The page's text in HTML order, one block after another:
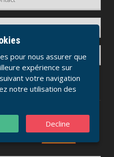
Un Ticket
Aide
INTERNET
un hébergement Web
domaine et des services de
entier.
pour nous assurer que
expérience sur
votre navigation
notre utilisation des
Decline